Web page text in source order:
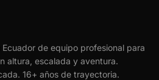
de equipo profesional para
altura, escalada y aventura.
16+ años de trayectoria.